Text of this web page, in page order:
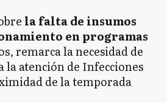
la falta de insumos
en programas
remarca la necesidad de
atención de Infecciones
de la temporada